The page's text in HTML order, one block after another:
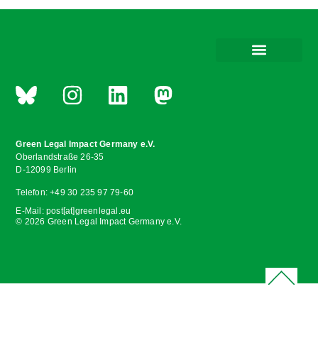
Green Legal Impact Germany e.V.
Oberlandstraße 26-35
D-12099 Berlin
Telefon: +49 30 235 97 79-60
E-Mail: post[at]greenlegal.eu
© 2026 Green Legal Impact Germany e.V.